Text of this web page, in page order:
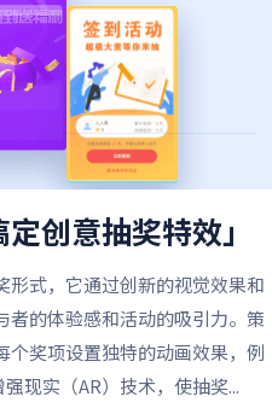
创意抽奖特效」
形式，它通过创新的视觉效果和
者的体验感和活动的吸引力。策
个奖项设置独特的动画效果，例
现实（AR）技术，使抽奖...